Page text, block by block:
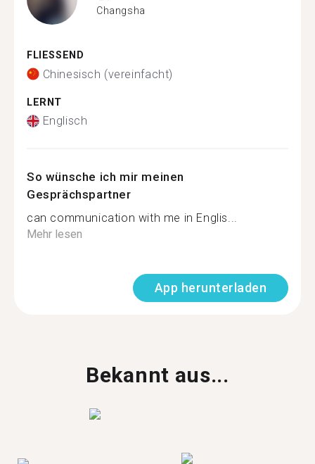
Changsha
FLIESSEND
Chinesisch (vereinfacht)
LERNT
Englisch
So wünsche ich mir meinen
Gesprächspartner
can communication with me in Englis...
Mehr lesen
App herunterladen
Bekannt aus...